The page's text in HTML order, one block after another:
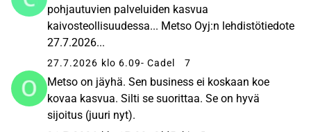
pohjautuvien palveluiden kasvua
kaivosteollisuudessa... Metso Oyj:n lehdistötiedote
27.7.2026...
27.7.2026 klo 6.09- Cadel 7
Metso on jäyhä. Sen business ei koskaan koe
kovaa kasvua. Silti se suorittaa. Se on hyvä
sijoitus (juuri nyt).